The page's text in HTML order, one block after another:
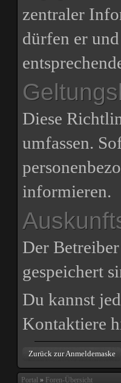
zentraler
dürfen er
Diese
umfassen.
informieren.
Der
gespeichert
Du kannst
Kontaktiere
Zurück zur Anmeldemaske
Portal » Foren-Übersicht